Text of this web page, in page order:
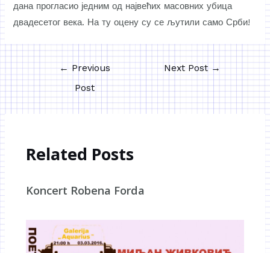
дана прогласио једним од највећих масовних убица
двадесетог века. На ту оцену су се љутили само Срби!
← Previous
Post
Next Post →
Related Posts
Koncert Robena Forda